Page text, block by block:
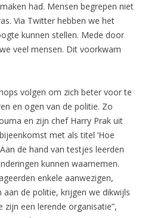
had. Mensen begrepen niet
Via Twitter hebben we het
kunnen stellen. Mede door
veel mensen. Dit voorkwam
volgen om zich beter voor te
en ogen van de politie. Zo
en zijn chef Harry Prak uit
met als titel ‘Hoe
de hand van testjes leerden
kunnen waarnemen.
enkele aanwezigen,
de politie, krijgen we dikwijls
een lerende organisatie”,